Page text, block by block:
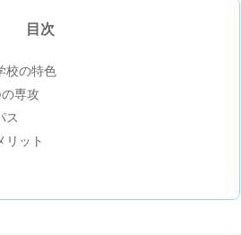
目次
校の特色
専攻
ス
リット